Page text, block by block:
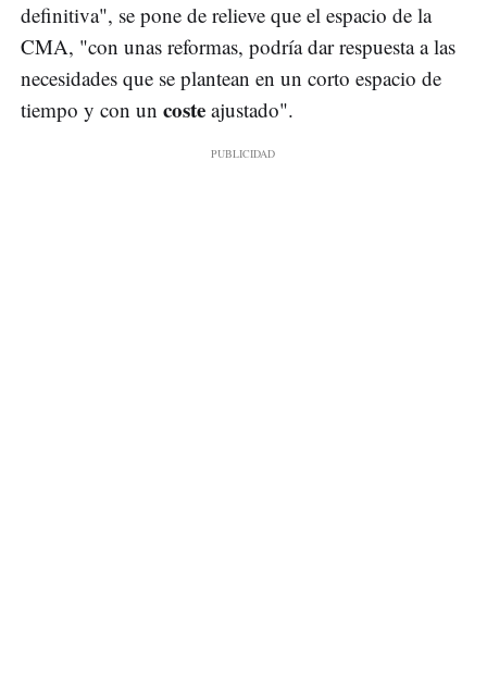
definitiva", se pone de relieve que el espacio de la
CMA, "con unas reformas, podría dar respuesta a las
necesidades que se plantean en un corto espacio de
tiempo y con un coste ajustado".